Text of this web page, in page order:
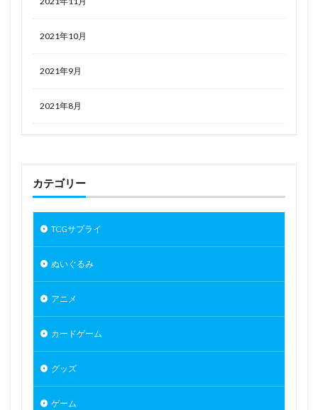
2021年10月
2021年9月
2021年8月
カテゴリー
TCGサプライ
ぬいぐるみ
アニメ
カードゲーム
グッズ
ゲーム